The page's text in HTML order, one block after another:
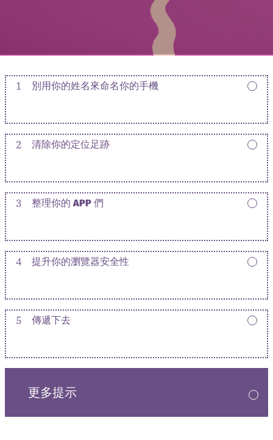
1 別用你的姓名來命名你的手機
2 清除你的定位足跡
3 整理你的 APP 們
4 提升你的瀏覽器安全性
5 傳遞下去
更多提示